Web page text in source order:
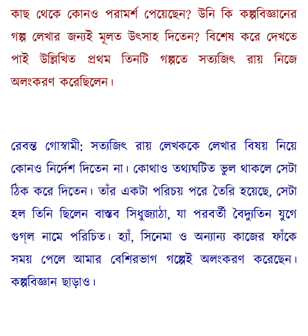
কাছ থেকে কোনও পরামর্শ পেয়েছেন? উনি কি কল্পবিজ্ঞানের
গল্প লেখার জন্যই মূলত উৎসাহ দিতেন? বিশেষ করে দেখতে
পাই উল্লিখিত প্রথম তিনটি গল্পতে সত্যজিৎ রায় নিজে
অলংকরণ করেছিলেন।
রেবন্ত গোস্বামী: সত্যজিৎ রায় লেখককে লেখার বিষয় নিয়ে
কোনও নির্দেশ দিতেন না। কোথাও তথ্যঘটিত ভুল থাকলে সেটা
ঠিক করে দিতেন। তাঁর একটা পরিচয় পরে তৈরি হয়েছে, সেটা
হল তিনি ছিলেন বাস্তব সিধুজ্যাঠা, যা পরবর্তী বৈদ্যুতিন যুগে
গুগ্‌ল নামে পরিচিত। হ্যাঁ, সিনেমা ও অন্যান্য কাজের ফাঁকে
সময় পেলে আমার বেশিরভাগ গল্পেই অলংকরণ করেছেন।
কল্পবিজ্ঞান ছাড়াও।